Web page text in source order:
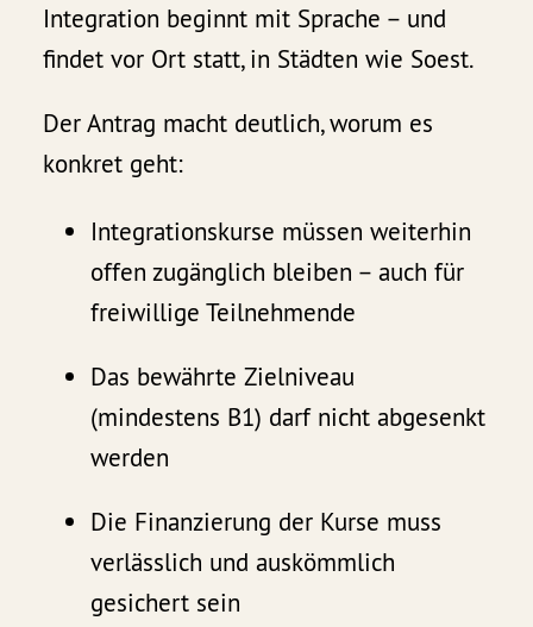
Integration beginnt mit Sprache – und
findet vor Ort statt, in Städten wie Soest.
Der Antrag macht deutlich, worum es
konkret geht:
Integrationskurse müssen weiterhin
offen zugänglich bleiben – auch für
freiwillige Teilnehmende
Das bewährte Zielniveau
(mindestens B1) darf nicht abgesenkt
werden
Die Finanzierung der Kurse muss
verlässlich und auskömmlich
gesichert sein